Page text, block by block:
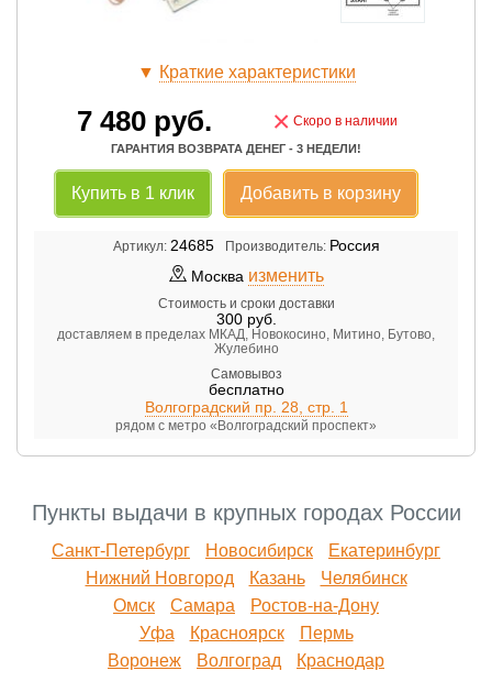
▼ Краткие характеристики
7 480руб. × Скоро в наличии
ГАРАНТИЯ ВОЗВРАТА ДЕНЕГ - 3 НЕДЕЛИ!
Купить в 1 клик Добавить в корзину
Артикул: 24685 Производитель: Россия
Москва изменить
Стоимость и сроки доставки
300руб.
доставляем в пределах МКАД, Новокосино, Митино, Бутово,
Жулебино
Самовывоз
бесплатно
Волгоградский пр. 28, стр. 1
рядом с метро «Волгоградский проспект»
Пункты выдачи в крупных городах России
Санкт-Петербург Новосибирск
Екатеринбург
Нижний Новгород
Казань
Челябинск
Омск
Самара
Ростов-на-Дону
Уфа
Красноярск
Пермь
Воронеж
Волгоград Краснодар